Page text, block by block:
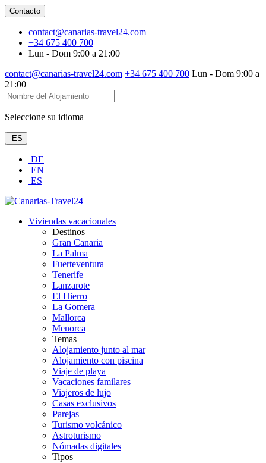
Contacto
contact@canarias-travel24.com
+34 675 400 700
Lun - Dom 9:00 a 21:00
contact@canarias-travel24.com +34 675 400 700 Lun - Dom 9:00 a
21:00
Seleccione su idioma
ES
DE
EN
ES
Viviendas vacacionales
Destinos
Gran Canaria
La Palma
Fuerteventura
Tenerife
Lanzarote
El Hierro
La Gomera
Mallorca
Menorca
Temas
Alojamiento junto al mar
Alojamiento con piscina
Viaje de playa
Vacaciones familares
Viajeros de lujo
Casas exclusivos
Parejas
Turismo volcánico
Astroturismo
Nómadas digitales
Tipos